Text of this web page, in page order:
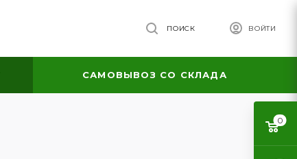
ВОЙТИ
ПОИСК
САМОВЫВОЗ СО СКЛАДА
0